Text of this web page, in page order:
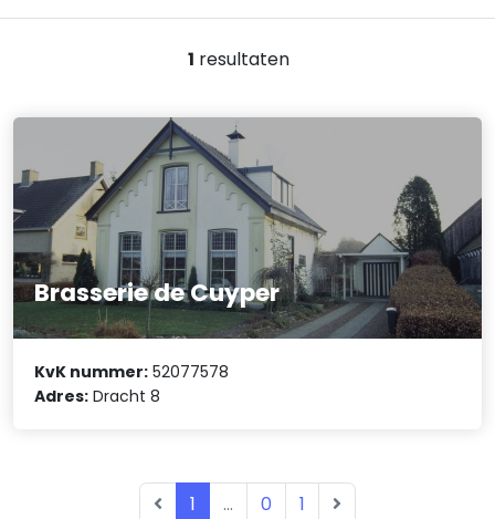
1 resultaten
Brasserie de Cuyper
KvK nummer: 52077578
Adres: Dracht 8
1 ... 0 1